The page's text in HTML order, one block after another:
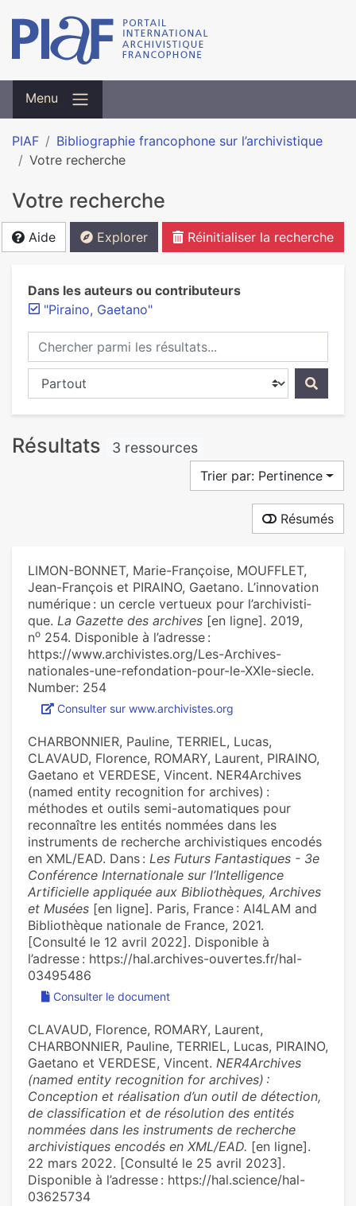
Menu
PIAF
Bibliographie francophone sur l’archivistique
Votre recherche
Votre recherche
Aide Explorer Réinitialiser la recherche
Dans les auteurs ou contributeurs
"Piraino, Gaetano"
Chercher parmi les résultats...
Chercher dans...
Résultats 3 ressources
Trier par: Pertinence
Résumés
LIMON-BONNET, Marie-Françoise, MOUFFLET,
Jean-François et PIRAINO, Gaetano. L’inno­va­tion
numé­ri­que : un cercle ver­tueux pour l’archi­vis­ti­
que. La Gazette des archives [en ligne]. 2019,
no 254. Disponible à l’adresse :
https://www.archivistes.org/Les-Archives-
nationales-une-refondation-pour-le-XXIe-siecle.
Number: 254
Consulter sur www.archivistes.org
CHARBONNIER, Pauline, TERRIEL, Lucas,
CLAVAUD, Florence, ROMARY, Laurent, PIRAINO,
Gaetano et VERDESE, Vincent. NER4Archives
(named entity recognition for archives) :
méthodes et outils semi-automatiques pour
reconnaître les entités nommées dans les
instruments de recherche archivistiques encodés
en XML/EAD. Dans : Les Futurs Fantastiques - 3e
Conférence Internationale sur l’Intelligence
Artificielle appliquée aux Bibliothèques, Archives
et Musées [en ligne]. Paris, France : AI4LAM and
Bibliothèque nationale de France, 2021.
[Consulté le 12 avril 2022]. Disponible à
l’adresse : https://hal.archives-ouvertes.fr/hal-
03495486
Consulter le document
CLAVAUD, Florence, ROMARY, Laurent,
CHARBONNIER, Pauline, TERRIEL, Lucas, PIRAINO,
Gaetano et VERDESE, Vincent. NER4Archives
(named entity recognition for archives) :
Conception et réalisation d’un outil de détection,
de classification et de résolution des entités
nommées dans les instruments de recherche
archivistiques encodés en XML/EAD. [en ligne].
22 mars 2022. [Consulté le 25 avril 2023].
Disponible à l’adresse : https://hal.science/hal-
03625734